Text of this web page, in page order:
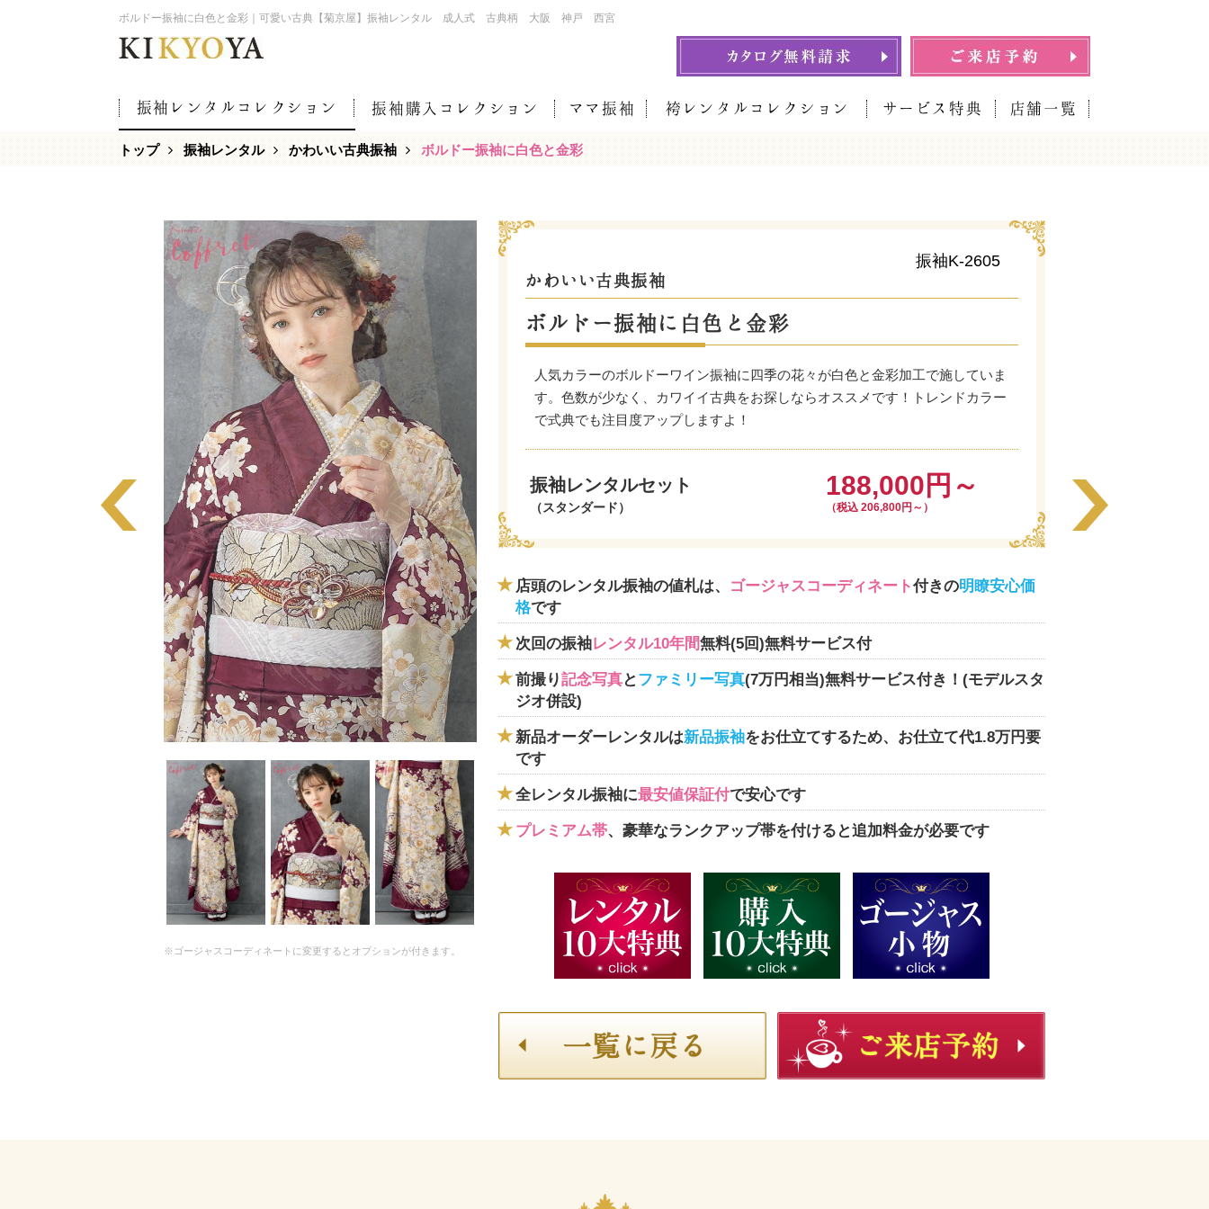
ボルドー振袖に白色と金彩｜可愛い古典【菊京屋】振袖レンタル 成人式 古典柄 大阪 神戸 西宮
振袖レンタルコレクション 振袖購入コレクション ママ振袖 袴レンタルコレクション サービス特典 店舗一覧
トップ 振袖レンタル かわいい古典振袖 ボルドー振袖に白色と金彩
※ゴージャスコーディネートに変更するとオプションが付きます。
振袖K-2605
かわいい古典振袖
ボルドー振袖に白色と金彩
人気カラーのボルドーワイン振袖に四季の花々が白色と金彩加工で施していま
す。色数が少なく、カワイイ古典をお探しならオススメです！トレンドカラー
で式典でも注目度アップしますよ！
振袖レンタルセット
（スタンダード）
188,000円～
（税込 206,800円～）
店頭のレンタル振袖の値札は、 ゴージャスコーディネート付きの明瞭安心価
格です
次回の振袖レンタル10年間無料(5回)無料サービス付
前撮り記念写真と ファミリー写真(7万円相当)無料サービス付き！(モデルスタ
ジオ併設)
新品オーダーレンタルは新品振袖をお仕立てするため、お仕立て代1.8万円要
です
全レンタル振袖に最安値保証付で安心です
プレミアム帯、豪華なランクアップ帯を付けると追加料金が必要です